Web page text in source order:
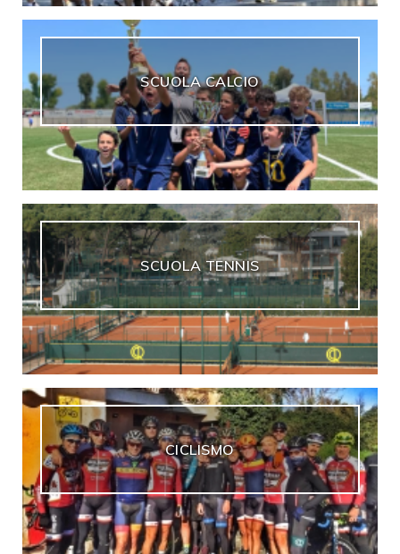
SCUOLA CALCIO
SCUOLA TENNIS
CICLISMO